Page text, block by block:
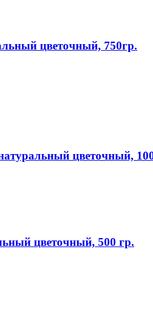
цветочный, 750гр.
цветочный,
цветочный, 500 гр.